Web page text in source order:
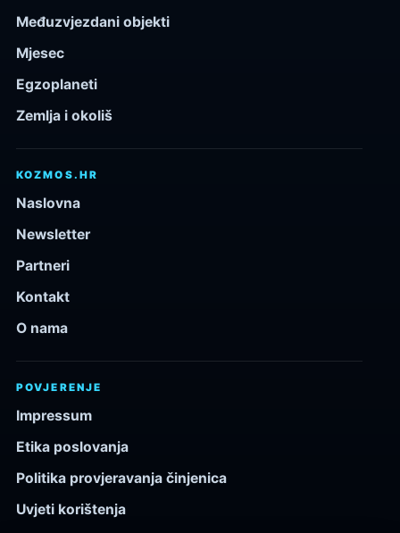
Međuzvjezdani objekti
Mjesec
Egzoplaneti
Zemlja i okoliš
KOZMOS.HR
Naslovna
Newsletter
Partneri
Kontakt
O nama
POVJERENJE
Impressum
Etika poslovanja
Politika provjeravanja činjenica
Uvjeti korištenja